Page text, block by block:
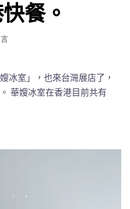
餐。
冰室」，也來台灣展店了，
華嫂冰室在香港目前共有